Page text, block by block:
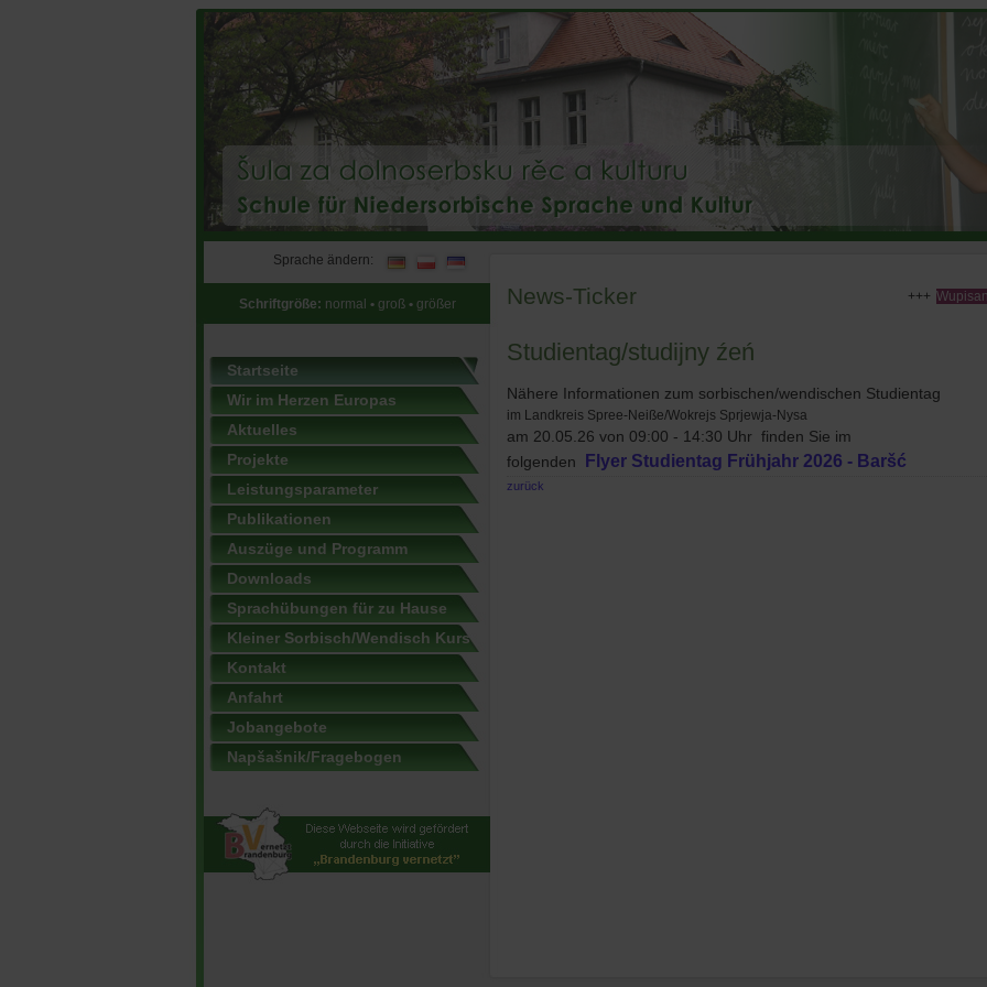
Sprache ändern:
Schriftgröße: normal • groß• größer
Startseite
Wir im Herzen Europas
Aktuelles
Projekte
Leistungsparameter
Publikationen
Auszüge und Programm
Downloads
Sprachübungen für zu Hause
Kleiner Sorbisch/Wendisch Kurs
Kontakt
Anfahrt
Jobangebote
Napšašnik/Fragebogen
News-Ticker
Studientag/studijny źeń
Nähere Informationen zum sorbischen/wendischen Studientag
im Landkreis Spree-Neiße/Wokrejs Sprjewja-Nysa
am 20.05.26 von 09:00 - 14:30 Uhr finden Sie im
folgenden
Flyer Studientag Frühjahr 2026 - Baršć
zurück